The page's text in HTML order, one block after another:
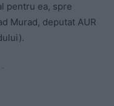
pentru ea, spre
Murad, deputat AUR